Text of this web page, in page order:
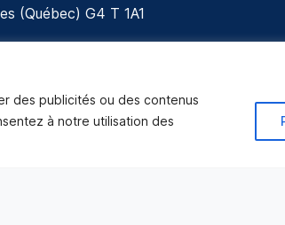
des publicités ou des contenus
à notre utilisation des
(Québec) G4 T 1A1
tout temps pour toutes urgences.